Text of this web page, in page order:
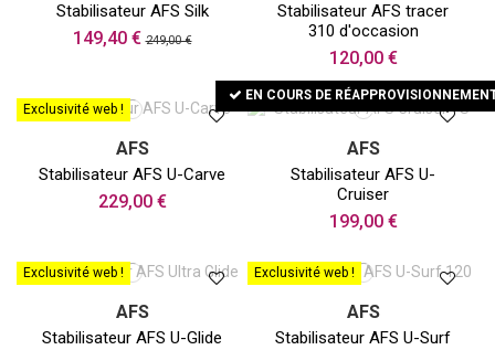
Stabilisateur AFS Silk
149,40 €249,00 €
Stabilisateur AFS tracer
310 d'occasion
120,00 €
Exclusivité web !
AFS
Stabilisateur AFS U-Carve
229,00 €
EN COURS DE
AFS
Stabilisateur AFS U-
Cruiser
199,00 €
Exclusivité web !
AFS
Stabilisateur AFS U-Glide
Exclusivité web !
AFS
Stabilisateur AFS U-Surf